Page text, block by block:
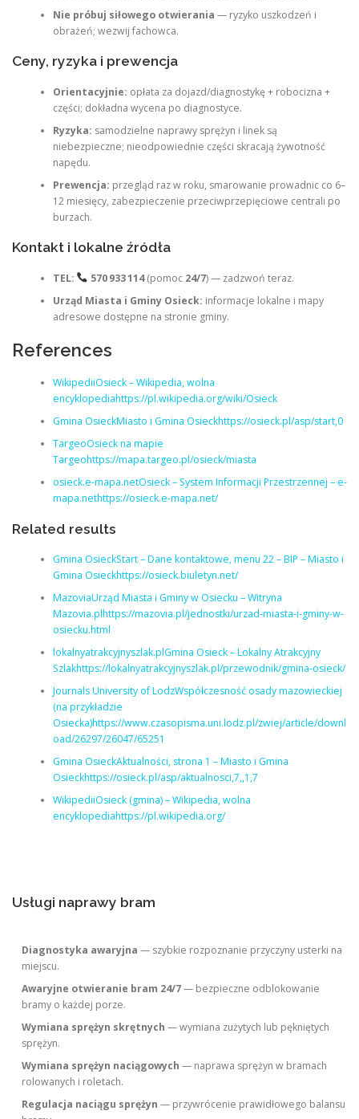
Nie próbuj siłowego otwierania — ryzyko uszkodzeń i
obrażeń; wezwij fachowca.
Ceny, ryzyka i prewencja
Orientacyjnie: opłata za dojazd/diagnostykę + robocizna +
części; dokładna wycena po diagnostyce.
Ryzyka: samodzielne naprawy sprężyn i linek są
niebezpieczne; nieodpowiednie części skracają żywotność
napędu.
Prewencja: przegląd raz w roku, smarowanie prowadnic co 6–
12 miesięcy, zabezpieczenie przeciwprzepięciowe centrali po
burzach.
Kontakt i lokalne źródła
TEL: 570 933 114(pomoc 24/7) — zadzwoń teraz.
Urząd Miasta i Gminy Osieck: informacje lokalne i mapy
adresowe dostępne na stronie gminy.
References
WikipediiOsieck – Wikipedia, wolna
encyklopediahttps://pl.wikipedia.org/wiki/Osieck
Gmina OsieckMiasto i Gmina Osieckhttps://osieck.pl/asp/start,0
TargeoOsieck na mapie
Targeohttps://mapa.targeo.pl/osieck/miasta
osieck.e-mapa.netOsieck – System Informacji Przestrzennej – e-
mapa.nethttps://osieck.e-mapa.net/
Related results
Gmina OsieckStart – Dane kontaktowe, menu 22 – BIP – Miasto i
Gmina Osieckhttps://osieck.biuletyn.net/
MazoviaUrząd Miasta i Gminy w Osiecku – Witryna
Mazovia.plhttps://mazovia.pl/jednostki/urzad-miasta-i-gminy-w-
osiecku.html
lokalnyatrakcyjnyszlak.plGmina Osieck – Lokalny Atrakcyjny
Szlakhttps://lokalnyatrakcyjnyszlak.pl/przewodnik/gmina-osieck/
Journals University of LodzWspółczesność osady mazowieckiej
(na przykładzie
Osiecka)https://www.czasopisma.uni.lodz.pl/zwiej/article/downl
oad/26297/26047/65251
Gmina OsieckAktualności, strona 1 – Miasto i Gmina
Osieckhttps://osieck.pl/asp/aktualnosci,7,,1,7
WikipediiOsieck (gmina) – Wikipedia, wolna
encyklopediahttps://pl.wikipedia.org/
Usługi naprawy bram
Diagnostyka awaryjna — szybkie rozpoznanie przyczyny usterki na
miejscu.
Awaryjne otwieranie bram 24/7— bezpieczne odblokowanie
bramy o każdej porze.
Wymiana sprężyn skrętnych — wymiana zużytych lub pękniętych
sprężyn.
Wymiana sprężyn naciągowych — naprawa sprężyn w bramach
rolowanych i roletach.
Regulacja naciągu sprężyn — przywrócenie prawidłowego balansu